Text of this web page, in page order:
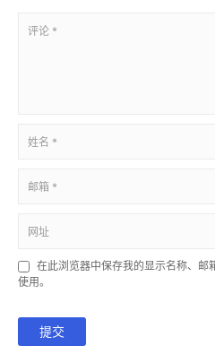
在此浏览器中保存我的显示名称、邮
使用。
提交